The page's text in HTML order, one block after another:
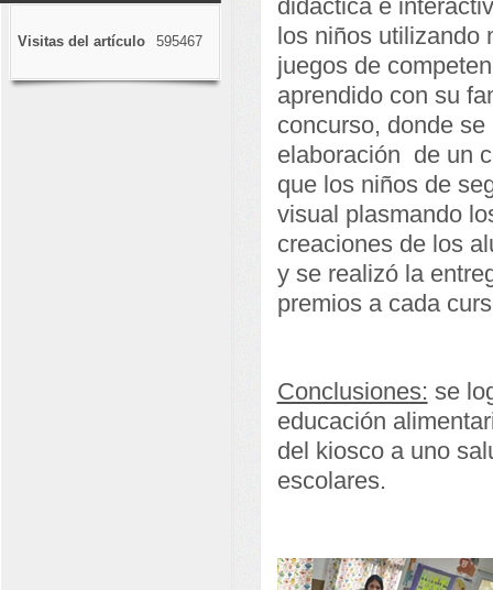
Visitas del artículo 595467
didáctica e
los niños
juegos de
aprendido con su
concurso, donde
elaboración de un
que los niños de
visual plasmando
creaciones de los
y se realizó la
premios a cada
Conclusiones: se
educación
del kiosco a uno
escolares.